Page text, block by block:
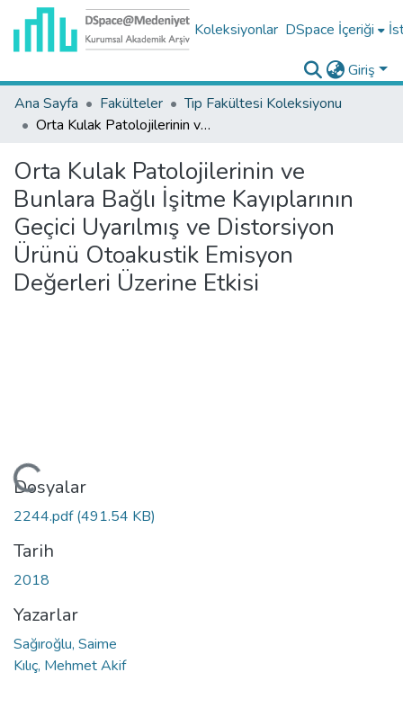
Koleksiyonlar DSpace İçeriği
Giriş
Ana Sayfa
Fakülteler
Tıp Fakültesi Koleksiyonu
Orta Kulak Patolojilerinin ve Bunlara Bağlı İşitme Kayıplarının Geçici Uyarılmış ve Distorsiyon Ürünü Otoakustik Emisyon Değerleri Üzerine Etkisi
Orta Kulak Patolojilerinin ve
Bunlara Bağlı İşitme Kayıplarının
Geçici Uyarılmış ve Distorsiyon
Ürünü Otoakustik Emisyon
Değerleri Üzerine Etkisi
Dosyalar
2244.pdf(491.54 KB)
Tarih
2018
Yazarlar
Sağıroğlu, Saime
Kılıç, Mehmet Akif